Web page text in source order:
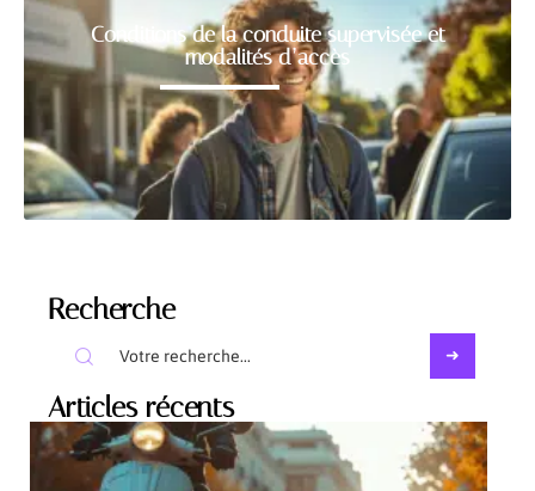
Conditions de la conduite supervisée et
modalités d’accès
Recherche
Articles récents